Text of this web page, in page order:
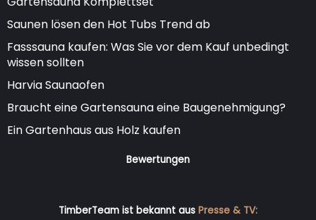
Saunen lösen den Hot Tubs Trend ab
Fasssauna kaufen: Was Sie vor dem Kauf unbedingt
wissen sollten
Harvia Saunaofen
Braucht eine Gartensauna eine Baugenehmigung?
Ein Gartenhaus aus Holz kaufen
Bewertungen
TimberTeam ist bekannt aus Presse & TV: